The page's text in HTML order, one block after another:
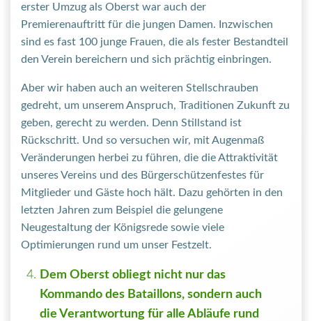
erster Umzug als Oberst war auch der
Premierenauftritt für die jungen Damen. Inzwischen
sind es fast 100 junge Frauen, die als fester Bestandteil
den Verein bereichern und sich prächtig einbringen.
Aber wir haben auch an weiteren Stellschrauben
gedreht, um unserem Anspruch, Traditionen Zukunft zu
geben, gerecht zu werden. Denn Stillstand ist
Rückschritt. Und so versuchen wir, mit Augenmaß
Veränderungen herbei zu führen, die die Attraktivität
unseres Vereins und des Bürgerschützenfestes für
Mitglieder und Gäste hoch hält. Dazu gehörten in den
letzten Jahren zum Beispiel die gelungene
Neugestaltung der Königsrede sowie viele
Optimierungen rund um unser Festzelt.
Dem Oberst obliegt nicht nur das
Kommando des Bataillons, sondern auch
die Verantwortung für alle Abläufe rund